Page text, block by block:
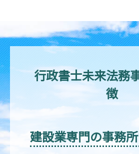
行政書士未来法務
徴
建設業専門の事務